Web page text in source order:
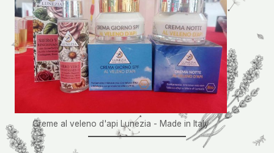
Creme al veleno d'api Lunezia - Made in Italy